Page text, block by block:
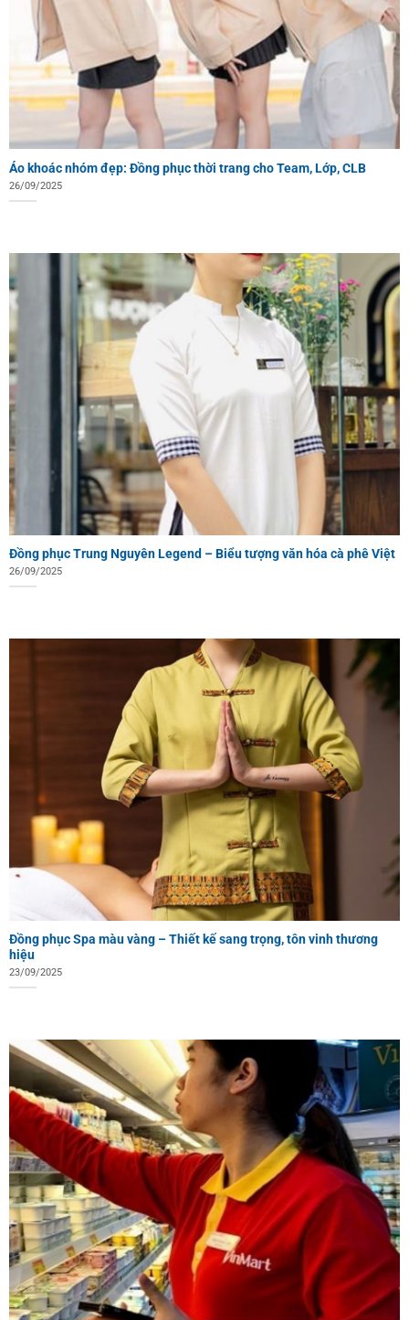
Áo khoác nhóm đẹp: Đồng phục thời trang cho Team, Lớp, CLB
26/09/2025
Đồng phục Trung Nguyên Legend – Biểu tượng văn hóa cà phê Việt
26/09/2025
Đồng phục Spa màu vàng – Thiết kế sang trọng, tôn vinh thương
hiệu
23/09/2025